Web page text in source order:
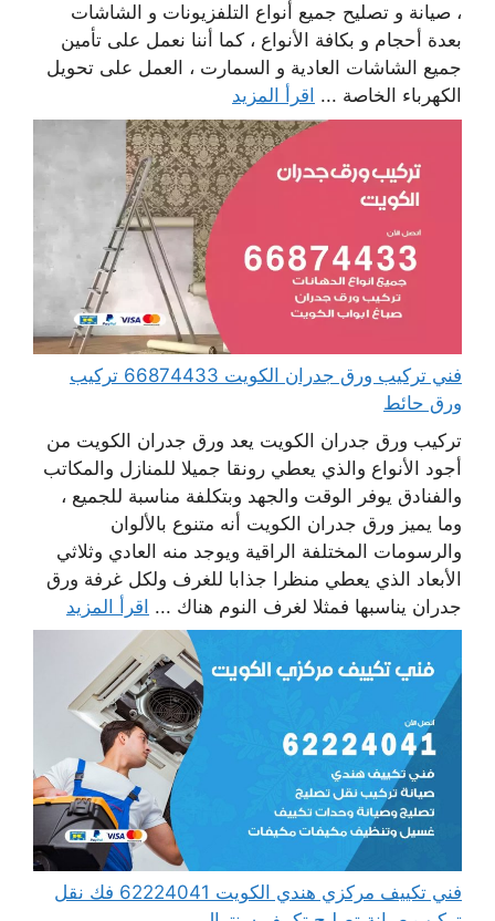
، صيانة و تصليح جميع أنواع التلفزيونات و الشاشات
بعدة أحجام و بكافة الأنواع ، كما أننا نعمل على تأمين
جميع الشاشات العادية و السمارت ، العمل على تحويل
الكهرباء الخاصة ... اقرأ المزيد
فني تركيب ورق جدران الكويت 66874433 تركيب
ورق حائط
تركيب ورق جدران الكويت يعد ورق جدران الكويت من
أجود الأنواع والذي يعطي رونقا جميلا للمنازل والمكاتب
والفنادق يوفر الوقت والجهد وبتكلفة مناسبة للجميع ،
وما يميز ورق جدران الكويت أنه متنوع بالألوان
والرسومات المختلفة الراقية ويوجد منه العادي وثلاثي
الأبعاد الذي يعطي منظرا جذابا للغرف ولكل غرفة ورق
جدران يناسبها فمثلا لغرف النوم هناك ... اقرأ المزيد
فني تكييف مركزي هندي الكويت 62224041 فك نقل